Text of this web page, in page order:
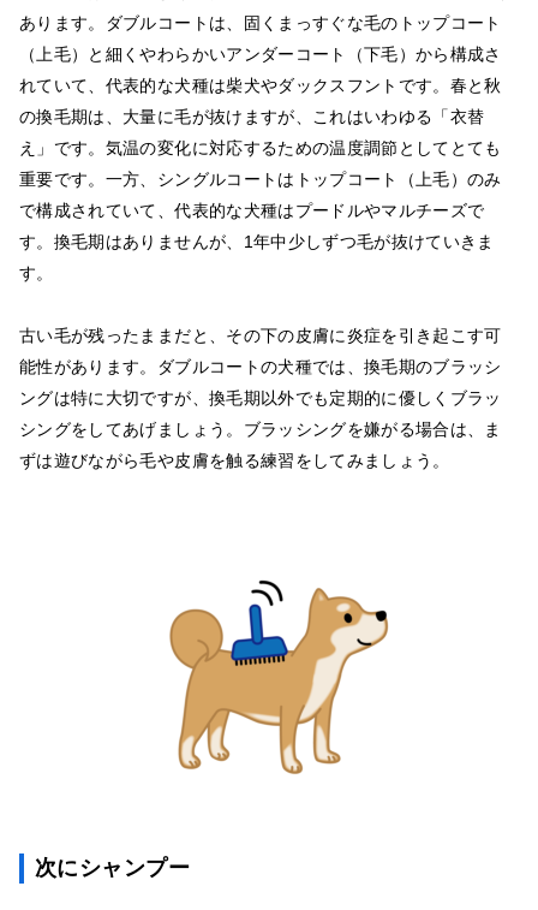
あります。ダブルコートは、固くまっすぐな毛のトップコート
（上毛）と細くやわらかいアンダーコート（下毛）から構成さ
れていて、代表的な犬種は柴犬やダックスフントです。春と秋
の換毛期は、大量に毛が抜けますが、これはいわゆる「衣替
え」です。気温の変化に対応するための温度調節としてとても
重要です。一方、シングルコートはトップコート（上毛）のみ
で構成されていて、代表的な犬種はプードルやマルチーズで
す。換毛期はありませんが、1年中少しずつ毛が抜けていきま
す。
古い毛が残ったままだと、その下の皮膚に炎症を引き起こす可
能性があります。ダブルコートの犬種では、換毛期のブラッシ
ングは特に大切ですが、換毛期以外でも定期的に優しくブラッ
シングをしてあげましょう。ブラッシングを嫌がる場合は、ま
ずは遊びながら毛や皮膚を触る練習をしてみましょう。
次にシャンプー